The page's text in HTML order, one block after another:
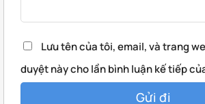
Lưu tên của tôi, email, và trang
duyệt này cho lần bình luận kế tiếp